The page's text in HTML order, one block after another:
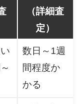
（詳細査
定）
数日～1週
間程度か
かる